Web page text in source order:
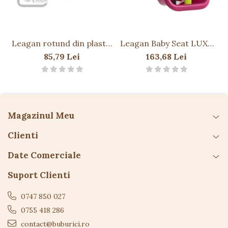
înainte de utilizare
• Îndepărtați ambalajul înainte de utilizare
Leagan rotund din plastic
Monkey PP10 - Rosu
85,79 Lei
Leagan Baby Seat LUXE
Culoare: purple
(RAL4006)/lime green,
franghie: PP 10
163,68 Lei
Magazinul Meu
Clienti
Date Comerciale
Suport Clienti
0747 850 027
0755 418 286
contact@buburici.ro